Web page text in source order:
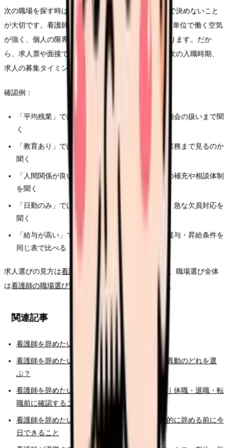
次の職場を探す時は、今より良さそうな雰囲気だけで決めないこと
が大切です。看護師 年度途中 退職の背景には、年度単位で働く空気
が強く、個人の限界が後回しになっていることがあります。だか
ら、求人票や面接では退職希望日、引き継ぎ期間、次の入職時期、
求人の募集タイミングを具体的に確認してください。
確認例：
「平均残業」ではなく、前残業・記録時間・勉強会の扱いまで聞
く
「教育あり」ではなく、誰が、どの期間、どの業務まで見るのか
聞く
「人間関係が良い」ではなく、退職者が出た時の補充や相談体制
を聞く
「日勤のみ」ではなく、オンコール、土日勤務、急な欠員対応を
聞く
「給与が高い」ではなく、夜勤回数・残業代・賞与・昇給条件を
同じ表で比べる
求人選びの見方は看護師の求人票チェックポイント
、職場選び全体
は看護師の職場選び完全ガイド でも整理しています。
関連記事
看護師を辞めたい時の完全ガイド
看護師を辞めたい時の判断基準｜転職・休職・異動のどれを選
ぶ？
看護師を辞めたいけどお金が不安な時の考え方｜休職・退職・転
職前に確認すること
看護師を辞めたいと強く思った時の初動｜衝動的に辞める前に今
日できること